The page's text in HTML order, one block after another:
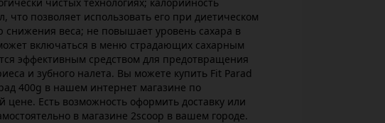
что позволяет использовать его при диетическом
снижения веса; не повышает уровень сахара в
включаться в меню страдающих сахарным
эффективным средством для предотвращения
и зубного налета. Вы можете купить Fit Parad
400g в нашем интернет магазине по
цене. Есть возможность оформить доставку или
в магазине 2scoop в вашем городе.